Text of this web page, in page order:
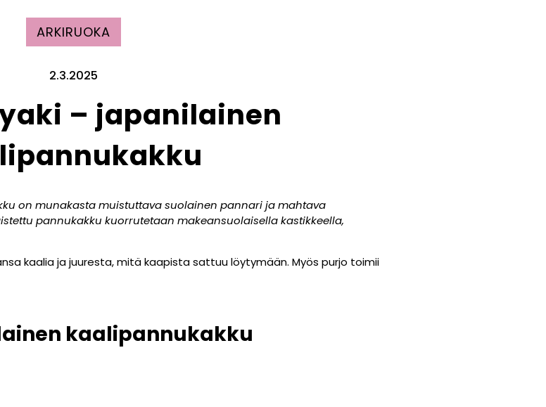
ARKIRUOKA
2.3.2025
– japanilainen
on munakasta muistuttava suolainen pannari ja mahtava
pannukakku kuorrutetaan makeansuolaisella kastikkeella,
kaalia ja juuresta, mitä kaapista sattuu löytymään. Myös purjo toimii
kaalipannukakku